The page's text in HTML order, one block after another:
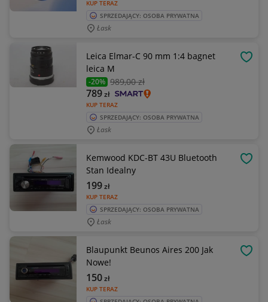
KUP TERAZ
SPRZEDAJĄCY: OSOBA PRYWATNA
Łask
Leica Elmar-C 90 mm 1:4 bagnet
leica M
-20% 989,00 zł
KUP TERAZ
789zł
SPRZEDAJĄCY: OSOBA PRYWATNA
Łask
Kemwood KDC-BT 43U Bluetooth
Stan Idealny
KUP TERAZ
199zł
SPRZEDAJĄCY: OSOBA PRYWATNA
Łask
Blaupunkt Beunos Aires 200 Jak
Nowe!
KUP TERAZ
150zł